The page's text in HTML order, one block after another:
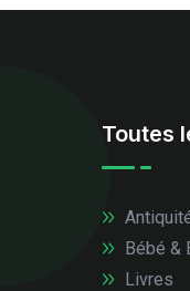
Toutes
Bébé &
Livres